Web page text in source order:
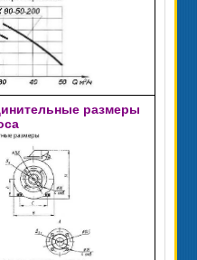
размеры